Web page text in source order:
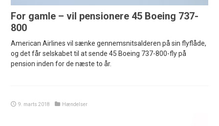
For gamle – vil pensionere 45 Boeing 737-
800
American Airlines vil sænke gennemsnitsalderen på sin flyflåde,
og det får selskabet til at sende 45 Boeing 737-800-fly på
pension inden for de næste to år.
9. marts 2018 Hændelser